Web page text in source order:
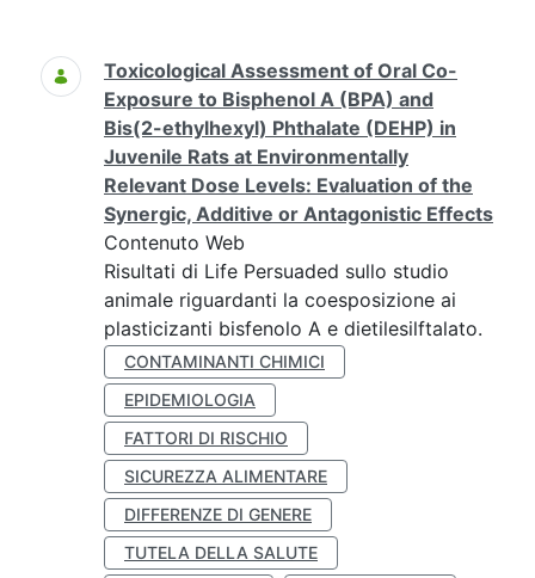
Ricerca
Toxicological Assessment of Oral Co-
Exposure to Bisphenol A (BPA) and
Bis(2-ethylhexyl) Phthalate (DEHP) in
Juvenile Rats at Environmentally
Relevant Dose Levels: Evaluation of the
Synergic, Additive or Antagonistic Effects
Contenuto Web
Risultati di Life Persuaded sullo studio
animale riguardanti la coesposizione ai
plasticizanti bisfenolo A e dietilesilftalato.
CONTAMINANTI CHIMICI
EPIDEMIOLOGIA
FATTORI DI RISCHIO
SICUREZZA ALIMENTARE
DIFFERENZE DI GENERE
TUTELA DELLA SALUTE